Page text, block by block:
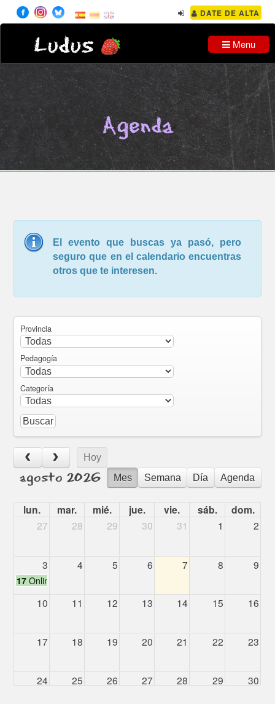
DATE DE ALTA
Ludus Menu
Agenda
El evento que buscas ya pasó, pero
seguro que en el calendario encuentras
otros que te interesen.
Provincia
Pedagogía
Categoría
Hoy
Mes
Semana Día Agenda
agosto 2026
lun. mar. mié. jue. vie. sáb. dom.
27 28 29 30 31 1 2
3 4 5 6 7 8 9
17 Online Info Session - LEARNLIFE (online)
10 11 12 13 14 15 16
17 18 19 20 21 22 23
24 25 26 27 28 29 30